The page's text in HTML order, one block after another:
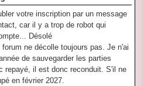
votre inscription par un message
car il y a trop de robot qui
Désolé
forum ne décolle toujours pas. Je n'ai
de sauvegarder les parties
repayé, il est donc reconduit. S'il ne
en février 2027.